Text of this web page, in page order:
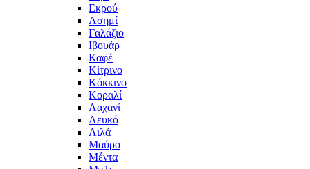
Εκρού
Ασημί
Γαλάζιο
Ιβουάρ
Καφέ
Κίτρινο
Κόκκινο
Κοραλί
Λαχανί
Λευκό
Λιλά
Μαύρο
Μέντα